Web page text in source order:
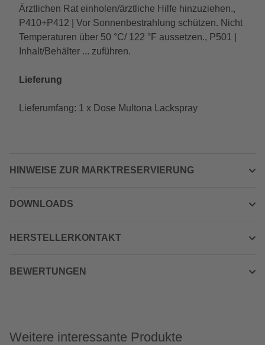
Ärztlichen Rat einholen/ärztliche Hilfe hinzuziehen.,
P410+P412 | Vor Sonnenbestrahlung schützen. Nicht
Temperaturen über 50 °C/ 122 °F aussetzen., P501 |
Inhalt/Behälter ... zuführen.
Lieferung
Lieferumfang: 1 x Dose Multona Lackspray
HINWEISE ZUR MARKTRESERVIERUNG
DOWNLOADS
HERSTELLERKONTAKT
BEWERTUNGEN
Weitere interessante Produkte